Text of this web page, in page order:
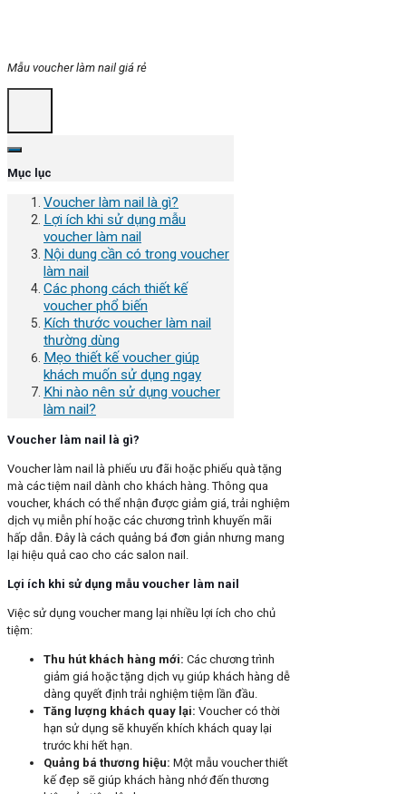
Mẫu voucher làm nail giá rẻ
Mục lục
Voucher làm nail là gì?
Lợi ích khi sử dụng mẫu
voucher làm nail
Nội dung cần có trong voucher
làm nail
Các phong cách thiết kế
voucher phổ biến
Kích thước voucher làm nail
thường dùng
Mẹo thiết kế voucher giúp
khách muốn sử dụng ngay
Khi nào nên sử dụng voucher
làm nail?
Voucher làm nail là gì?
Voucher làm nail là phiếu ưu đãi hoặc phiếu quà tặng
mà các tiệm nail dành cho khách hàng. Thông qua
voucher, khách có thể nhận được giảm giá, trải nghiệm
dịch vụ miễn phí hoặc các chương trình khuyến mãi
hấp dẫn. Đây là cách quảng bá đơn giản nhưng mang
lại hiệu quả cao cho các salon nail.
Lợi ích khi sử dụng mẫu voucher làm nail
Việc sử dụng voucher mang lại nhiều lợi ích cho chủ
tiệm:
Thu hút khách hàng mới: Các chương trình
giảm giá hoặc tặng dịch vụ giúp khách hàng dễ
dàng quyết định trải nghiệm tiệm lần đầu.
Tăng lượng khách quay lại: Voucher có thời
hạn sử dụng sẽ khuyến khích khách quay lại
trước khi hết hạn.
Quảng bá thương hiệu: Một mẫu voucher thiết
kế đẹp sẽ giúp khách hàng nhớ đến thương